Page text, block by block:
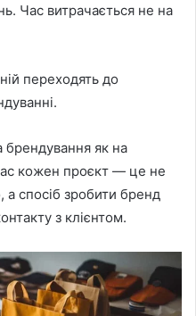
Час витрачається не на
переходять до
як на
кожен проєкт — це не
спосіб зробити бренд
з клієнтом.